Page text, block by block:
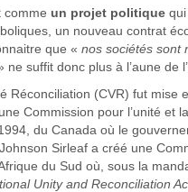
comme un projet politique
un nouveau contrat
que « nos sociétés sont
ne suffit donc plus à l’aune de
Réconciliation (CVR) fut
Commission pour l’unité et
du Canada où le
Sirleaf a créé une
du Sud où, sous la
Unity and Reconciliation